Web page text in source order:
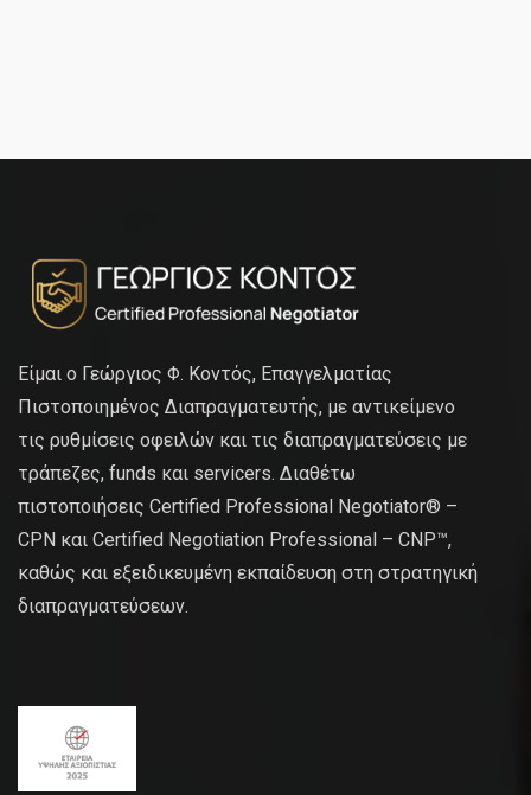
Είμαι ο Γεώργιος Φ. Κοντός, Επαγγελματίας
Πιστοποιημένος Διαπραγματευτής, με αντικείμενο
τις ρυθμίσεις οφειλών και τις διαπραγματεύσεις με
τράπεζες, funds και servicers. Διαθέτω
πιστοποιήσεις Certified Professional Negotiator® –
CPN και Certified Negotiation Professional – CNP™,
καθώς και εξειδικευμένη εκπαίδευση στη στρατηγική
διαπραγματεύσεων.